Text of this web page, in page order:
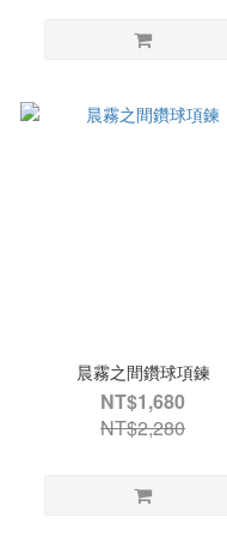
晨霧之間鑽球項鍊
NT$1,680
NT$2,280